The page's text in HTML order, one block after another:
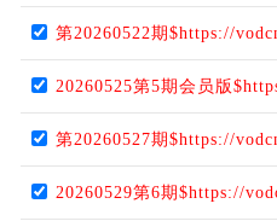
第20260522期$https://
20260525第5期会员版
第20260527期$https://
20260529第6期$https://